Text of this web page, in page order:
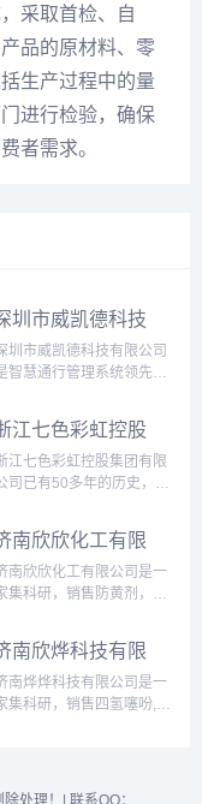
采取首检、自
品的原材料、零
生产过程中的量
进行检验，确保
者需求。
圳市威凯德科技
限公司
圳市威凯德科技有限公司
智慧通行管理系统领先的
案供应商，我们专注于人
通行电梯智能化物联网领
，集产品研发、生产、销
、售后于一体的高科技企
研发团队、 从事贵金属交
平台、数字货币交易平台
年的软件开发维护团队以
江七色彩虹控股
团
江七色彩虹控股集团有限
司已有50多年的历史，下
司、浙江七色彩虹印染有
公司等5家子公司，多家
是国家高新技术企业。七
彩虹是一家集研发、生
场（天然可降解、可再生
维针织面料）的领军企
，中国针织行业20强、绍
南欣欣化工有限
司
南欣欣化工有限公司是一
集科研，销售防黄剂，丁
，防黄剂HN-150，防黄
,丁酰肼原药,异戊烯醇
对苯二酚,异戊醇,异戊
醛,异丙叉丙酮，异丙醚，
系列,颜料燃料系列,橡胶
南欣烨科技有限
司
南烨烨科技有限公司是一
集科研，销售四氢噻吩,N-
醚,2-氰基吡嗪,二甲基硫
处理！| 联系QQ：